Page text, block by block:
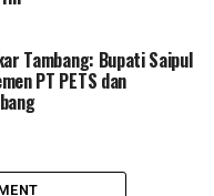
mau celaka, akan
atau ikhtiar kita. Pun
yang diwajibkan
untuk
dengan lengkap
Tambang: Bupati Saipul
PT PETS dan